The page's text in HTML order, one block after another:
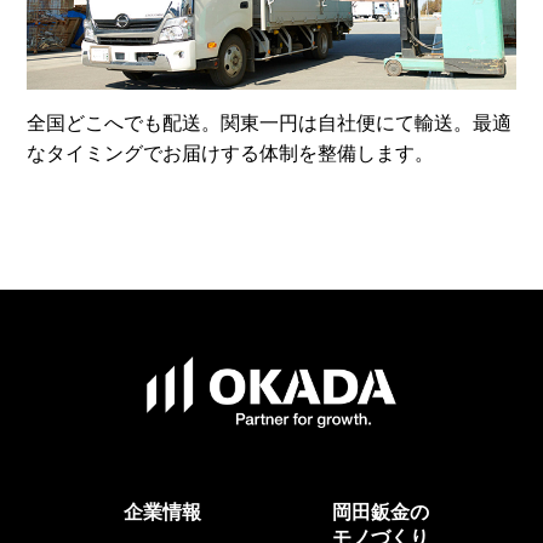
全国どこへでも配送。関東一円は自社便にて輸送。最適
なタイミングでお届けする体制を整備します。
企業情報
岡田鈑金の
モノづくり